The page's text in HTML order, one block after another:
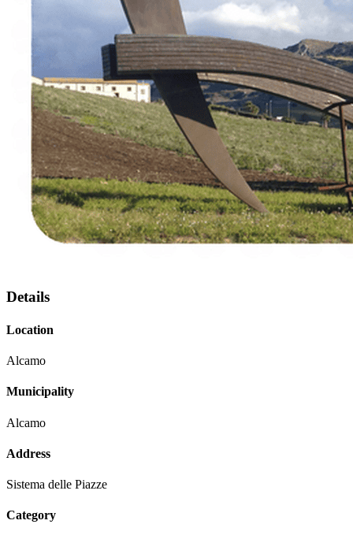
Details
Location
Alcamo
Municipality
Alcamo
Address
Sistema delle Piazze
Category